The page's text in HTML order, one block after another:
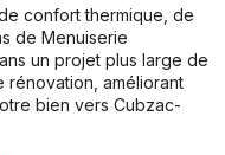
confort thermique, de
de Menuiserie
un projet plus large de
rénovation, améliorant
bien vers Cubzac-